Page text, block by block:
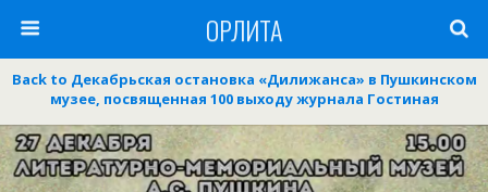
ОРЛИТА
Back to Декабрьская остановка «Дилижанса» в Пушкинском
музее, посвященная 100 выходу журнала Гостиная